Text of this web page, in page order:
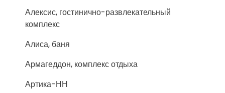
Алексис, гостинично-развлекательный
комплекс
Алиса, баня
Армагеддон, комплекс отдыха
Артика-НН